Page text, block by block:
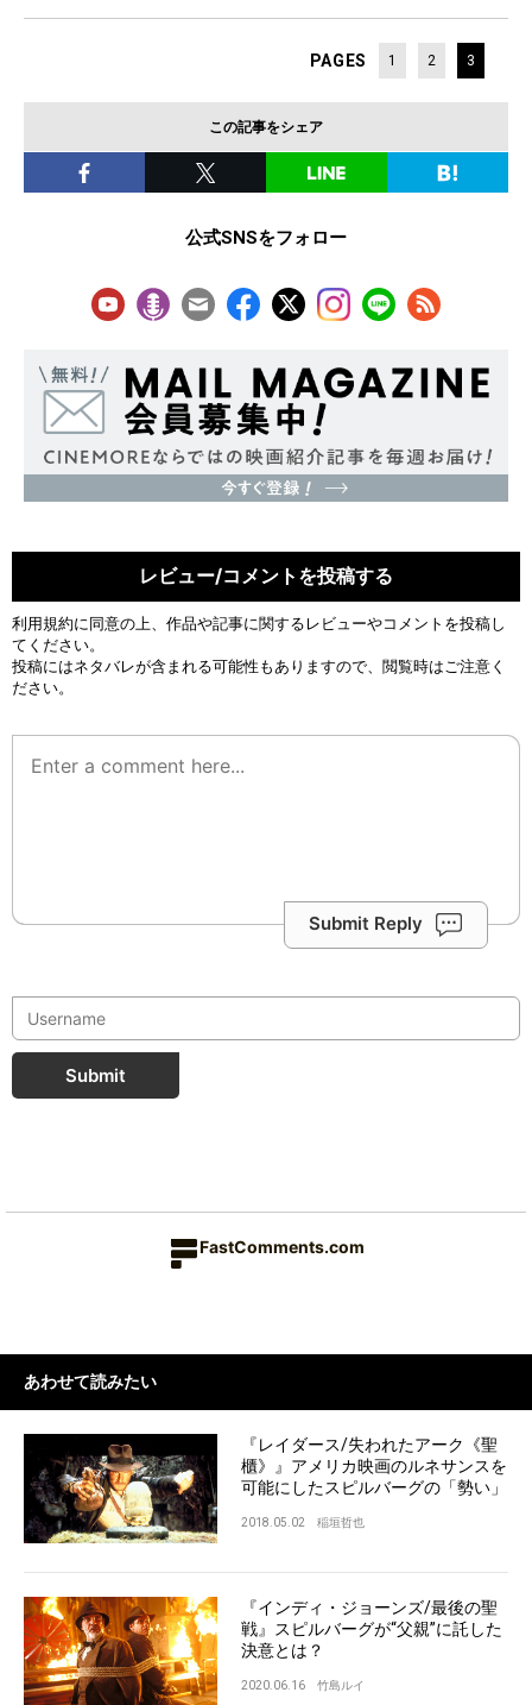
PAGES 1 2 3
この記事をシェア
公式SNSをフォロー
レビュー/コメントを投稿する
利用規約に同意の上、作品や記事に関するレビューやコメントを投稿し
てください。
投稿にはネタバレが含まれる可能性もありますので、閲覧時はご注意く
ださい。
Submit Reply
Submit
FastComments.com
あわせて読みたい
『レイダース/失われたアーク《聖
櫃》』アメリカ映画のルネサンスを
可能にしたスピルバーグの「勢い」
2018.05.02 稲垣哲也
『インディ・ジョーンズ/最後の聖
戦』スピルバーグが“父親”に託した
決意とは？
2020.06.16 竹島ルイ